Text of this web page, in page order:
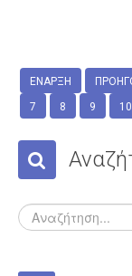
ΈΝΑΡΞΗ
7
8 9 10